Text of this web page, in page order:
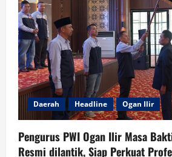
Daerah Headline Ogan Ilir
Pengurus PWI Ogan Ilir Masa
Resmi dilantik, Siap Perkuat